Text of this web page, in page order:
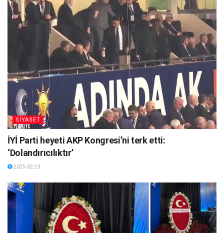
SİYASET
İYİ Parti heyeti AKP Kongresi’ni terk etti:
‘Dolandırıcılıktır’
2025-02-23